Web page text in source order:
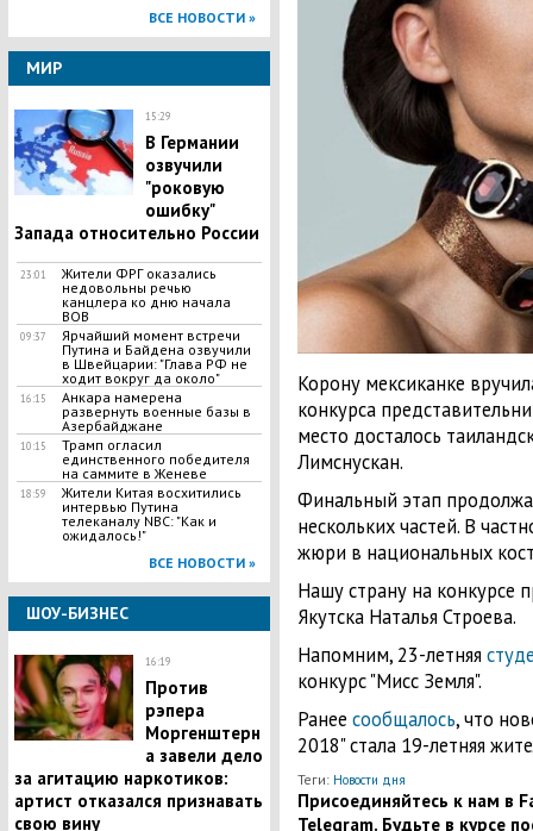
ВСЕ НОВОСТИ »
МИР
15:29
В Германии
озвучили
"роковую
ошибку"
Запада относительно России
23:01
Жители ФРГ оказались
недовольны речью
канцлера ко дню начала
ВОВ
09:37
Ярчайший момент встречи
Путина и Байдена озвучили
в Швейцарии: "Глава РФ не
ходит вокруг да около"
16:15
Анкара намерена
развернуть военные базы в
Азербайджане
10:15
Трамп огласил
единственного победителя
на саммите в Женеве
18:59
Жители Китая восхитились
интервью Путина
телеканалу NBC: "Как и
ожидалось!"
ВСЕ НОВОСТИ »
ШОУ-БИЗНЕС
16:19
Против
рэпера
Моргенштерн
а завели дело
за агитацию наркотиков:
артист отказался признавать
свою вину
Корону мексиканке
конкурса
место досталось
Лимснускан.
Финальный этап
нескольких частей. В
жюри в национальных
Нашу страну на конкурсе
Якутска Наталья Строева.
Напомним, 23-летняя
конкурс "Мисс Земля".
Ранее сообщалось, что
2018" стала 19-летняя
Теги: Новости дня
Присоединяйтесь к нам в
Telegram. Будьте в курсе